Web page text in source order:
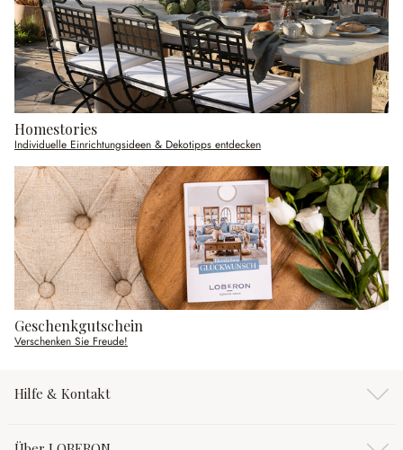
Homestories
Individuelle Einrichtungsideen & Dekotipps entdecken
Geschenkgutschein
Verschenken Sie Freude!
Hilfe & Kontakt